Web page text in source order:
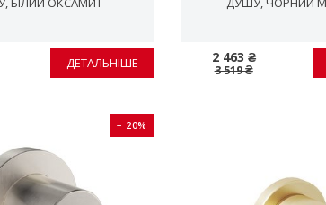
ДЕТАЛЬНІШЕ 2 463 ₴
3 519 ₴
− 20%